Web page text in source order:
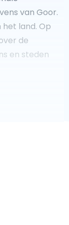
van Goor.
land. Op
de
en steden